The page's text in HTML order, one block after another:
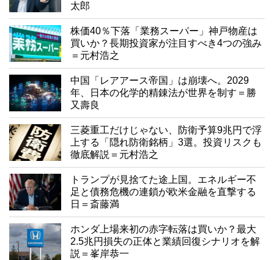
太郎
株価40％下落「業務スーパー」神戸物産は
買いか？長期投資家が注目すべき4つの強み
＝元村浩之
中国「レアアース帝国」は崩壊へ。2029
年、日本の化学的精錬法が世界を制す＝勝
又壽良
三菱重工だけじゃない、防衛予算9兆円で浮
上する「隠れ防衛銘柄」3選。投資リスクも
徹底解説＝元村浩之
トランプが見捨てた途上国。エネルギー不
足と債務危機の連鎖が欧米金融を直撃する
日＝斎藤満
ホンダ上場来初の赤字転落は買いか？最大
2.5兆円損失の正体と業績回復シナリオを解
説＝峯岸恭一